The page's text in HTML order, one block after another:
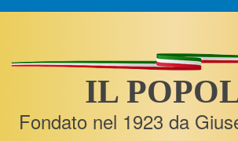
IL
Fondato nel 1923 da